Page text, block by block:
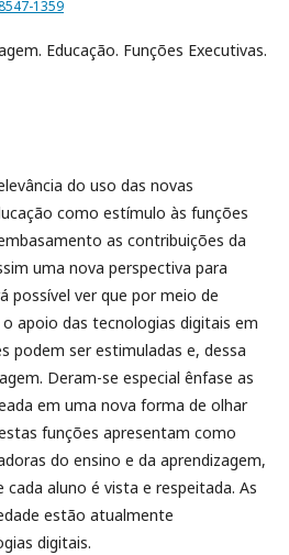
1359
Educação. Funções Executivas.
do uso das novas
como estímulo às funções
as contribuições da
uma nova perspectiva para
possível ver que por meio de
apoio das tecnologias digitais em
podem ser estimuladas e, dessa
Deram-se especial ênfase as
em uma nova forma de olhar
funções apresentam como
do ensino e da aprendizagem,
cada aluno é vista e respeitada. As
estão atualmente
digitais.